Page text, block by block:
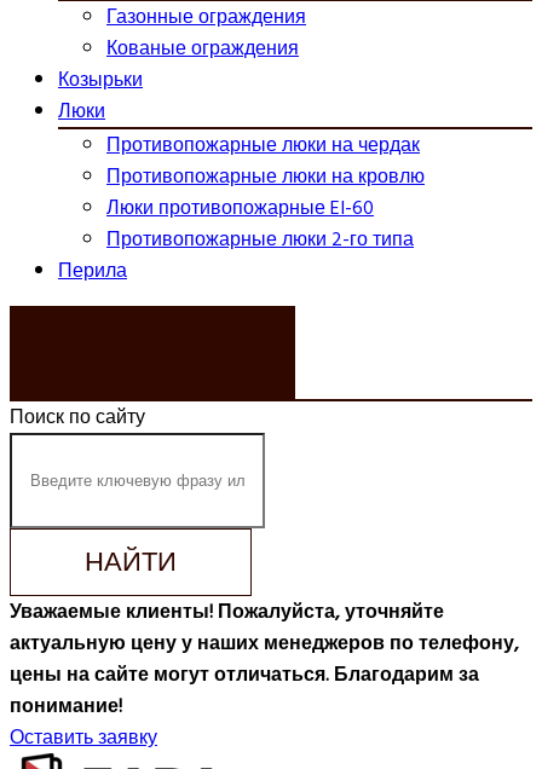
Газонные ограждения
Кованые ограждения
Козырьки
Люки
Противопожарные люки на чердак
Противопожарные люки на кровлю
Люки противопожарные EI-60
Противопожарные люки 2-го типа
Перила
Поиск по сайту
НАЙТИ
Уважаемые клиенты! Пожалуйста, уточняйте
актуальную цену у наших менеджеров по телефону,
цены на сайте могут отличаться. Благодарим за
понимание!
Оставить заявку